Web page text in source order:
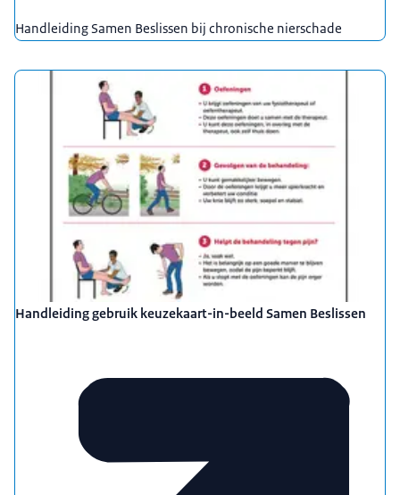
Handleiding Samen Beslissen bij chronische nierschade
Handleiding gebruik keuzekaart-in-beeld Samen Beslissen